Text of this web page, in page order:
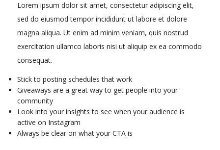
Lorem ipsum dolor sit amet, consectetur adipiscing elit,
sed do eiusmod tempor incididunt ut labore et dolore
magna aliqua. Ut enim ad minim veniam, quis nostrud
exercitation ullamco laboris nisi ut aliquip ex ea commodo
consequat.
Stick to posting schedules that work
Giveaways are a great way to get people into your
community
Look into your insights to see when your audience is
active on Instagram
Always be clear on what your CTA is